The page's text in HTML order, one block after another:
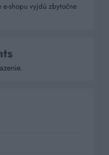
e-shopu vyjdú zbytočne